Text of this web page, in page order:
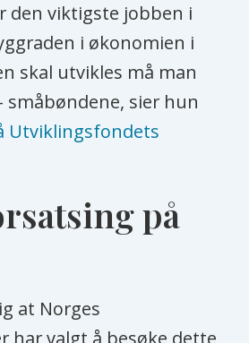
av 2023 avsluttet
(KN) samarbeidet
på grunn av
var avtalebrudd fra
side.
den viktigste jobben i
i økonomien i
skal utvikles må man
småbøndene, sier hun
Utviklingsfondets
på
at Norges
har valgt å besøke dette